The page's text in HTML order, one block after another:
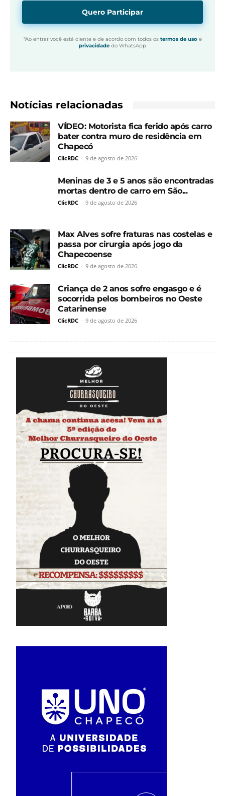
Quero Participar
*Ao entrar você está ciente e de acordo com todos os termos de usoe
privacidade do WhatsApp
Notícias relacionadas
VÍDEO: Motorista fica ferido após carro
bater contra muro de residência em
Chapecó
ClicRDC - 9 de agosto de 2026
Meninas de 3 e 5 anos são encontradas
mortas dentro de carro em São...
ClicRDC - 9 de agosto de 2026
Max Alves sofre fraturas nas costelas e
passa por cirurgia após jogo da
Chapecoense
ClicRDC - 9 de agosto de 2026
Criança de 2 anos sofre engasgo e é
socorrida pelos bombeiros no Oeste
Catarinense
ClicRDC - 9 de agosto de 2026